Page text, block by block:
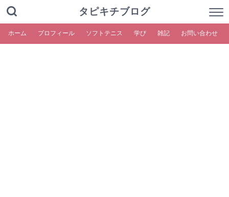
タピキチブログ
ホーム プロフィール ソフトテニス 学び 雑記 お問い合わせ